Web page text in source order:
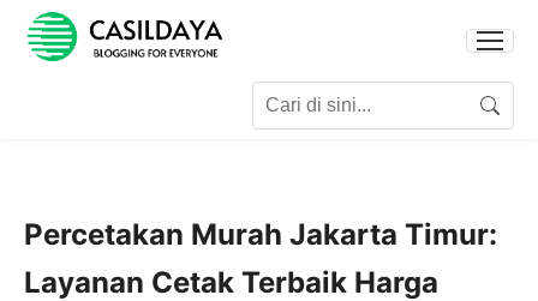
Search
Percetakan Murah Jakarta Timur:
Layanan Cetak Terbaik Harga